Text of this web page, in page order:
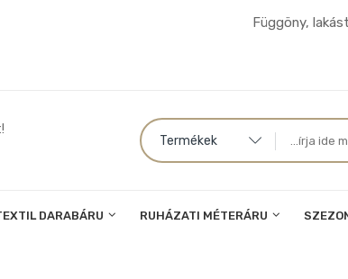
Függöny,
Termékek
DARABÁRU RUHÁZATI MÉTERÁRU